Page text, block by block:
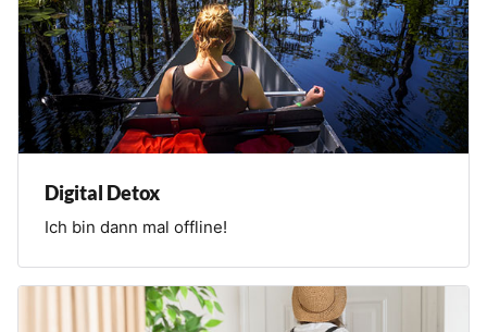
Digital Detox
Ich bin dann mal offline!